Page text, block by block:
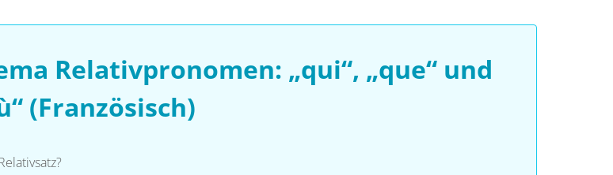
Relativpronomen: „qui“, „que“ und
(Französisch)